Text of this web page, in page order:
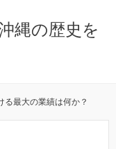
縄の歴史を
る最大の業績は何か？